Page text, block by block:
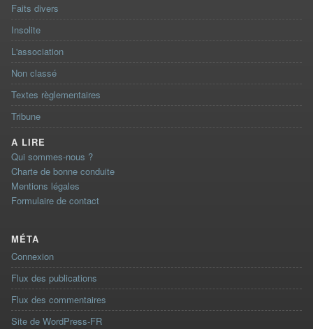
Faits divers
Insolite
L'association
Non classé
Textes règlementaires
Tribune
A LIRE
Qui sommes-nous ?
Charte de bonne conduite
Mentions légales
Formulaire de contact
MÉTA
Connexion
Flux des publications
Flux des commentaires
Site de WordPress-FR